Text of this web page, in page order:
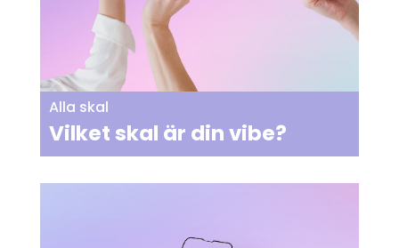
Alla skal
Vilket skal är din vibe?